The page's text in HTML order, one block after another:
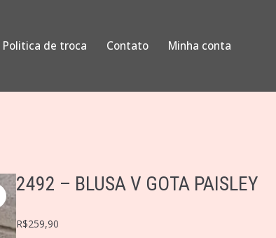
Politica de troca Contato Minha conta
2492 – BLUSA V GOTA PAISLEY
R$259,90